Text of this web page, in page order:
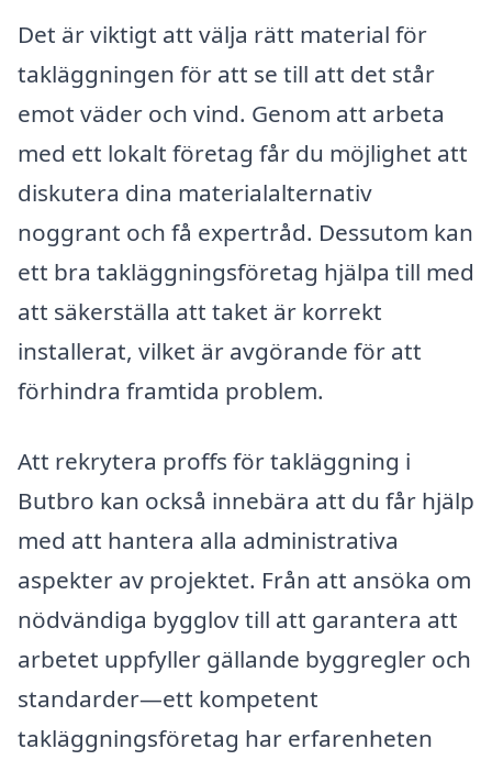
Det är viktigt att välja rätt material för
takläggningen för att se till att det står
emot väder och vind. Genom att arbeta
med ett lokalt företag får du möjlighet att
diskutera dina materialalternativ
noggrant och få expertråd. Dessutom kan
ett bra takläggningsföretag hjälpa till med
att säkerställa att taket är korrekt
installerat, vilket är avgörande för att
förhindra framtida problem.
Att rekrytera proffs för takläggning i
Butbro kan också innebära att du får hjälp
med att hantera alla administrativa
aspekter av projektet. Från att ansöka om
nödvändiga bygglov till att garantera att
arbetet uppfyller gällande byggregler och
standarder—ett kompetent
takläggningsföretag har erfarenheten